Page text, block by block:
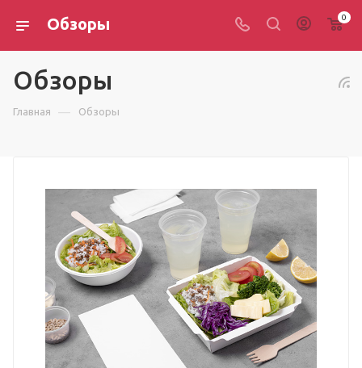
Обзоры 0
Обзоры
Главная — Обзоры